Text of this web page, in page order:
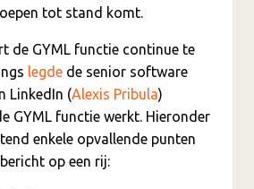
tot stand komt.
de GYML functie continue te
legde de senior software
LinkedIn (Alexis Pribula)
GYML functie werkt. Hieronder
enkele opvallende punten
op een rij: